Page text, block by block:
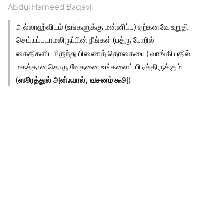
Abdul Hameed Baqavi:
அல்லாஹ்விடம் (உங்களுக்கு மன்னிப்பு) ஏற்கனவே உறுதி
செய்யப்படாமலிருப்பின் நீங்கள் (பத்ரு போரில்
கைதிகளிடமிருந்து பிணைத் தொகையை) வாங்கியதில்
மகத்தானதொரு வேதனை உங்களைப் பிடித்திருக்கும்.
(ஸூரத்துல் அன்ஃபால், வசனம் ௬௮)